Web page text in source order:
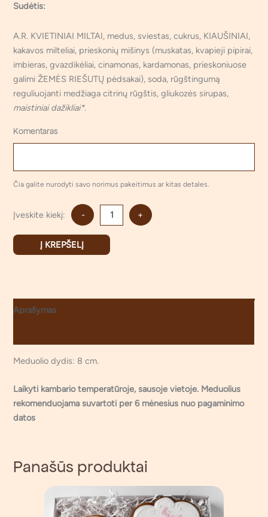
Sudėtis:
A.R. KVIETINIAI MILTAI, medus, sviestas, cukrus, KIAUŠINIAI,
kakavos milteliai, prieskonių mišinys (muskatas, kvapieji pipirai,
imbieras, gvazdikėliai, cinamonas, kardamonas, prieskoniuose
galimi ŽEMĖS RIEŠUTŲ pėdsakai), soda, rūgštingumą
reguliuojanti medžiaga citrinų rūgštis, gliukozės sirupas,
maistiniai dažikliai*.
Komentaras
Čia galite nurodyti savo norimus pakeitimus ar kitas detales.
-
Įveskite kiekį: +
Į KREPŠELĮ
Aprašymas
Meduolio dydis: 8 cm.
Laikyti kambario temperatūroje, sausoje vietoje. Meduolius
rekomenduojama suvartoti per 6 mėnesius nuo pagaminimo
datos
Panašūs produktai